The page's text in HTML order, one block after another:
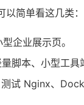
简单看这几类：
企业展示页。
脚本、小型工具
试 Nginx、